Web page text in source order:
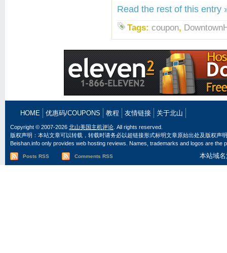
Read the rest of this entry
Tags: coupon,
HOME 优惠码/COUPONS 教程 友情链接 关于北山
Copyright © 2007-2026 北山美国主机评论 . All rights reserved.
版权声明：本站文章可以转载，转载时请务必以超链接形式标明文章原始出处及版权声
Beishan.info only provides web hosting reviews. Names, trademarks and logos are
Posts RSS Comments RSS 本站域